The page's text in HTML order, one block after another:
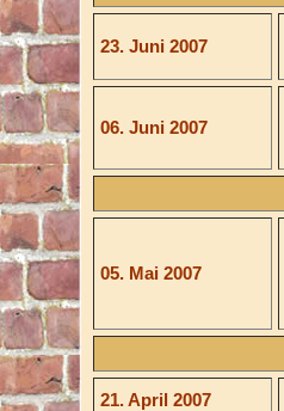
23. Juni 2007
06. Juni 2007
05. Mai 2007
21. April 2007